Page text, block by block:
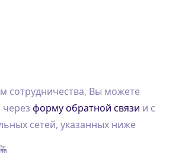
сотрудничества, Вы можете
через форму обратной связи и с
сетей, указанных ниже